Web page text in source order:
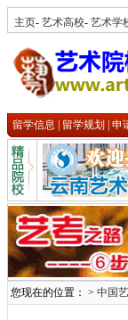
主页- 艺术高校- 艺术学
留学信息 留学规划 申
您现在的位置： > 中国